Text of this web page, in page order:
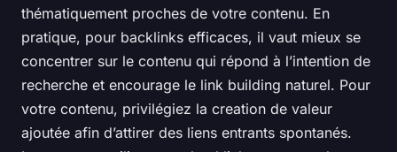
thématiquement proches de votre contenu. En
pratique, pour backlinks efficaces, il vaut mieux se
concentrer sur le contenu qui répond à l’intention de
recherche et encourage le link building naturel. Pour
votre contenu, privilégiez la creation de valeur
ajoutée afin d’attirer des liens entrants spontanés.